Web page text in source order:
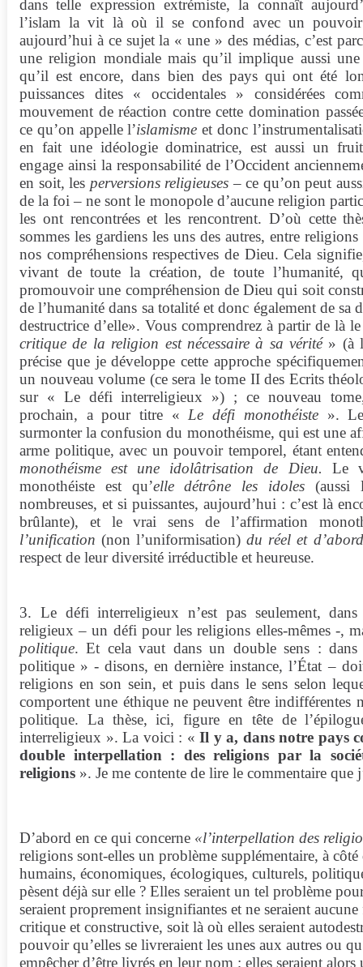
dans telle expression extrémiste, la connaît
l’islam la vit là où il se confond avec un
aujourd’hui à ce sujet la « une » des médias, c’est
une religion mondiale mais qu’il implique aussi
qu’il est encore, dans bien des pays qui ont été
puissances dites « occidentales » considérées
mouvement de réaction contre cette domination
ce qu’on appelle l’islamisme et donc
en fait une idéologie dominatrice, est aussi un
engage ainsi la responsabilité de l’Occident
en soit, les perversions religieuses – ce qu’on peut
de la foi – ne sont le monopole d’aucune religion
les ont rencontrées et les rencontrent. D’où cette
sommes les gardiens les uns des autres, entre
nos compréhensions respectives de Dieu. Cela
vivant de toute la création, de toute l’humanité,
promouvoir une compréhension de Dieu qui soit
de l’humanité dans sa totalité et donc également de
destructrice d’elle». Vous comprendrez à partir de là
critique de la religion est nécessaire à sa vérité » (à
précise que je développe cette approche
un nouveau volume (ce sera le tome II des Ecrits
sur « Le défi interreligieux ») ; ce nouveau
prochain, a pour titre « Le défi monothéiste». Le
surmonter la confusion du monothéisme, qui est une
arme politique, avec un pouvoir temporel, étant
monothéisme est une idolâtrisation de Dieu. Le
monothéiste est qu’elle détrône les idoles (aussi
nombreuses, et si puissantes, aujourd’hui : c’est là
brûlante), et le vrai sens de l’affirmation
l’unification(non l’uniformisation)du réel et
respect de leur diversité irréductible et heureuse.
3. Le défi interreligieux n’est pas seulement,
religieux – un défi pour les religions elles-mêmes -,
politique. Et cela vaut dans un double sens :
politique » - disons, en dernière instance, l’État –
religions en son sein, et puis dans le sens selon
comportent une éthique ne peuvent être indifférentes
politique. La thèse, ici, figure en tête de
interreligieux ». La voici : «Il y a, dans notre pays
double interpellation : des religions par la
religions ». Je me contente de lire le commentaire que
D’abord en ce qui concerne «l’interpellation des
religions sont-elles un problème supplémentaire, à
humains, économiques, écologiques, culturels,
pèsent déjà sur elle ? Elles seraient un tel problème
seraient proprement insignifiantes et ne seraient
critique et constructive, soit là où elles seraient
pouvoir qu’elles se livreraient les unes aux autres ou
empêcher d’être livrés en leur nom ; elles seraient